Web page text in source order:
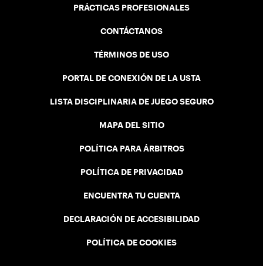
PRÁCTICAS PROFESIONALES
CONTÁCTANOS
TÉRMINOS DE USO
PORTAL DE CONEXIÓN DE LA USTA
LISTA DISCIPLINARIA DE JUEGO SEGURO
MAPA DEL SITIO
POLÍTICA PARA ÁRBITROS
POLÍTICA DE PRIVACIDAD
ENCUENTRA TU CUENTA
DECLARACIÓN DE ACCESIBILIDAD
POLÍTICA DE COOKIES